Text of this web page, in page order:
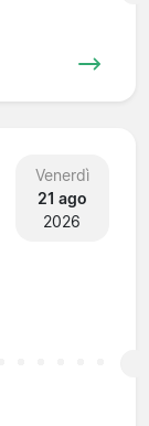
Venerdì
21 ago
2026